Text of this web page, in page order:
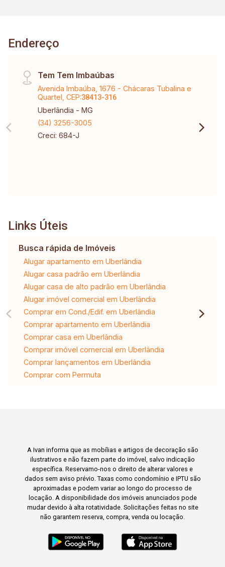
Endereço
Tem Tem Imbaúbas
Avenida Imbaúba, 1676 - Chácaras Tubalina e
Quartel, CEP:38413-316
Uberlândia - MG
(34) 3256-3005
Creci: 684-J
Links Úteis
Busca rápida de Imóveis
Alugar apartamento em Uberlândia
Alugar casa padrão em Uberlândia
Alugar casa de alto padrão em Uberlândia
Alugar imóvel comercial em Uberlândia
Comprar em Cond./Edif. em Uberlândia
Comprar apartamento em Uberlândia
Comprar casa em Uberlândia
Comprar imóvel comercial em Uberlândia
Comprar lançamentos em Uberlândia
Comprar com Permuta
A Ivan informa que as mobílias e artigos de decoração são
ilustrativos e não fazem parte do imóvel, salvo indicação
específica. Reservamo-nos o direito de alterar valores e
dados sem aviso prévio. Taxas como condomínio e IPTU são
aproximadas e podem variar ao longo do processo de
locação. A disponibilidade dos imóveis anunciados pode
mudar devido à alta rotatividade. Solicitações feitas no site
não garantem reserva, compra, venda ou locação.